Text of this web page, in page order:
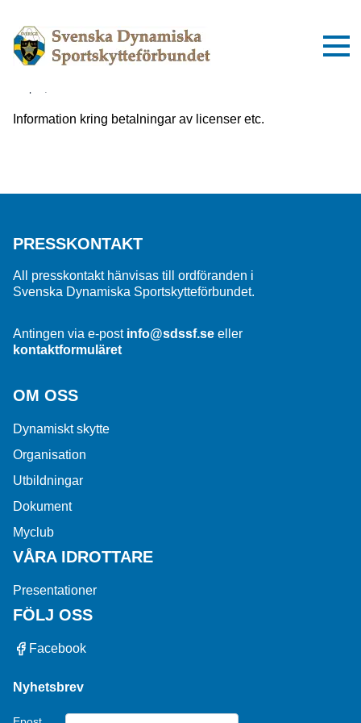
Viktig information om inbetalningar
till SDSSF
Information kring betalningar av licenser etc.
PRESSKONTAKT
All presskontakt hänvisas till ordföranden i
Svenska Dynamiska Sportskytteförbundet.
Antingen via e-post info@sdssf.se eller
kontaktformuläret
OM OSS
Dynamiskt skytte
Organisation
Utbildningar
Dokument
Myclub
VÅRA IDROTTARE
Presentationer
FÖLJ OSS
Facebook
Nyhetsbrev